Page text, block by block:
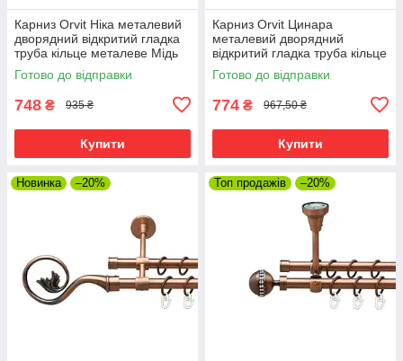
Карниз Orvit Ніка металевий
дворядний відкритий гладка
труба кільце металеве Мідь
16\16 мм 120 см (00-
00020672)
Готово до відправки
748 ₴ 935 ₴
Купити
Карниз Orvit Цинара
металевий дворядний
відкритий гладка труба кільце
металеве Мідь 16\16 мм 120
см (00-00020770)
Готово до відправки
774 ₴ 967,50 ₴
Купити
Новинка –20% Топ продажів –20%